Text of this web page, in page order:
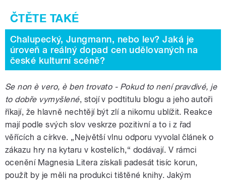
Chalupecký, Jungmann, nebo lev? Jaká je
úroveň a reálný dopad cen udělovaných na
české kulturní scéně?
Se non è vero, è ben trovato - Pokud to není pravdivé, je
to dobře vymyšlené, stojí v podtitulu blogu a jeho autoři
říkají, že hlavně nechtějí být zlí a nikomu ublížit. Reakce
mají podle svých slov veskrze pozitivní a to i z řad
věřících a církve. „Největší vlnu odporu vyvolal článek o
zákazu hry na kytaru v kostelích,“ dodávají. V rámci
ocenění Magnesia Litera získali padesát tisíc korun,
použít by je měli na produkci tištěné knihy. Jakým